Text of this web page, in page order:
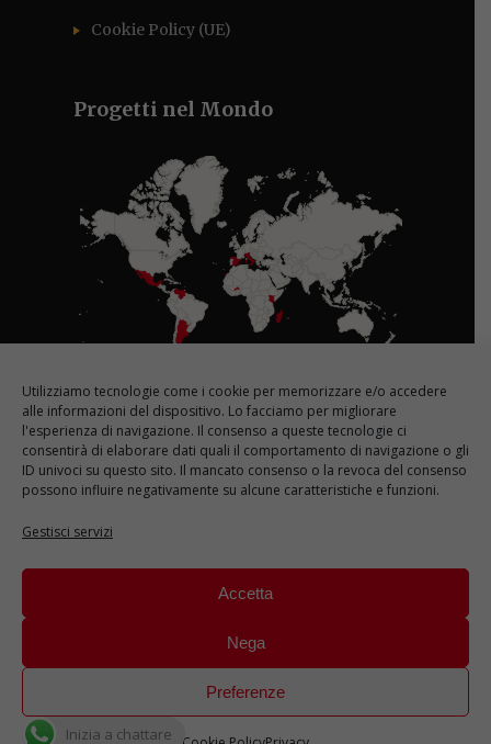
Utilizziamo tecnologie come i cookie per memorizzare e/o accedere
alle informazioni del dispositivo. Lo facciamo per migliorare
l'esperienza di navigazione. Il consenso a queste tecnologie ci
consentirà di elaborare dati quali il comportamento di navigazione o gli
ID univoci su questo sito. Il mancato consenso o la revoca del consenso
possono influire negativamente su alcune caratteristiche e funzioni.
Gestisci servizi
Accetta
Nega
Preferenze
Cookie Policy (UE)
Progetti nel Mondo
Le nostre sedi in Italia
Inizia a chattare